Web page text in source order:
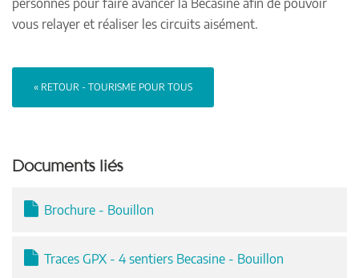
vous relayer et réaliser les circuits aisément.
« RETOUR - TOURISME POUR TOUS
Documents liés
Brochure - Bouillon
Traces GPX - 4 sentiers Becasine - Bouillon